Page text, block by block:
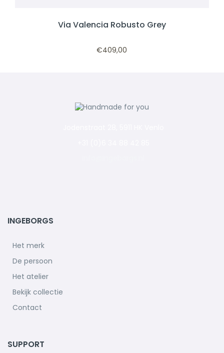
Via Valencia Robusto Grey
€409,00
INGEBORGS
Het merk
De persoon
Het atelier
Bekijk collectie
Contact
SUPPORT